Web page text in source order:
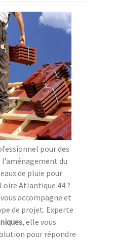
pour des
du
de pluie pour
Atlantique 44 ?
accompagne et
de projet. Experte
, elle vous
pour répondre